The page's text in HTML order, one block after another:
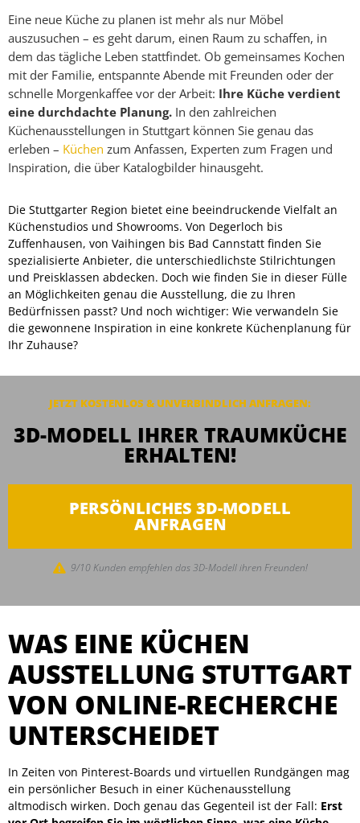
Eine neue Küche zu planen ist mehr als nur Möbel
auszusuchen – es geht darum, einen Raum zu schaffen, in
dem das tägliche Leben stattfindet. Ob gemeinsames Kochen
mit der Familie, entspannte Abende mit Freunden oder der
schnelle Morgenkaffee vor der Arbeit: Ihre Küche verdient
eine durchdachte Planung. In den zahlreichen
Küchenausstellungen in Stuttgart können Sie genau das
erleben – Küchen zum Anfassen, Experten zum Fragen und
Inspiration, die über Katalogbilder hinausgeht.
Die Stuttgarter Region bietet eine beeindruckende Vielfalt an
Küchenstudios und Showrooms. Von Degerloch bis
Zuffenhausen, von Vaihingen bis Bad Cannstatt finden Sie
spezialisierte Anbieter, die unterschiedlichste Stilrichtungen
und Preisklassen abdecken. Doch wie finden Sie in dieser Fülle
an Möglichkeiten genau die Ausstellung, die zu Ihren
Bedürfnissen passt? Und noch wichtiger: Wie verwandeln Sie
die gewonnene Inspiration in eine konkrete Küchenplanung für
Ihr Zuhause?
JETZT KOSTENLOS & UNVERBINDLICH ANFRAGEN:
3D-MODELL IHRER TRAUMKÜCHE
ERHALTEN!
PERSÖNLICHES 3D-MODELL
ANFRAGEN
9/10 Kunden empfehlen das 3D-Modell ihren Freunden!
WAS EINE KÜCHEN
AUSSTELLUNG STUTTGART
VON ONLINE-RECHERCHE
UNTERSCHEIDET
In Zeiten von Pinterest-Boards und virtuellen Rundgängen mag
ein persönlicher Besuch in einer Küchenausstellung
altmodisch wirken. Doch genau das Gegenteil ist der Fall: Erst